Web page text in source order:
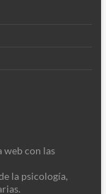
con las
la psicología,